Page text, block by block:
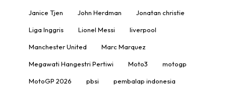
Janice Tjen John Herdman Jonatan christie
Liga Inggris Lionel Messi liverpool
Manchester United Marc Marquez
Megawati Hangestri Pertiwi Moto3 motogp
MotoGP 2026 pbsi pembalap indonesia